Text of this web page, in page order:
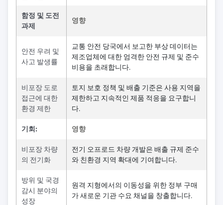
함정 및 도전
과제
영향
안전 우려 및
사고 발생률
교통 안전 당국에서 보고한 부상 데이터는
제조업체에 대한 엄격한 안전 규제 및 준수
비용을 초래합니다.
비포장 도로
접근에 대한
환경 제한
토지 보호 정책 및 배출 기준은 사용 지역을
제한하고 지속적인 제품 적응을 요구합니
다.
기회: 영향
비포장 차량
의 전기화
전기 오프로드 차량 개발은 배출 규제 준수
와 친환경 지역 확대에 기여합니다.
방위 및 국경
감시 분야의
성장
원격 지형에서의 이동성을 위한 정부 구매
가 새로운 기관 수요 채널을 창출합니다.